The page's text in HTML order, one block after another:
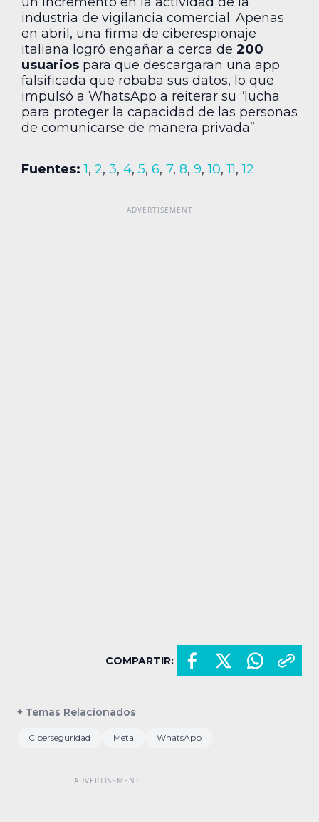
industria de vigilancia comercial. Apenas
en abril, una firma de ciberespionaje
italiana logró engañar a cerca de 200
usuarios para que descargaran una app
falsificada que robaba sus datos, lo que
impulsó a WhatsApp a reiterar su “lucha
para proteger la capacidad de las personas
de comunicarse de manera privada”.
Fuentes: 1, 2, 3, 4, 5, 6, 7, 8, 9,10,11,12
COMPARTIR:
+ Temas Relacionados
Ciberseguridad Meta WhatsApp